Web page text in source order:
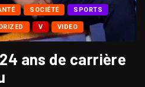
SOCIÉTÉ SPORTS
V VIDEO
ans de carrière